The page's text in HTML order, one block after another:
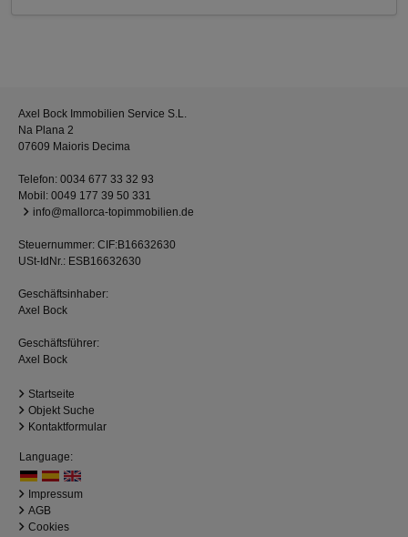
Axel Bock Immobilien Service S.L.
Na Plana 2
07609 Maioris Decima
Telefon: 0034 677 33 32 93
Mobil: 0049 177 39 50 331
info@mallorca-topimmobilien.de
Steuernummer: CIF:B16632630
USt-IdNr.: ESB16632630
Geschäftsinhaber:
Axel Bock
Geschäftsführer:
Axel Bock
Startseite
Objekt Suche
Kontaktformular
Language:
Impressum
AGB
Cookies